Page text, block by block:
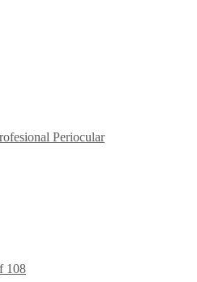
Periocular
108